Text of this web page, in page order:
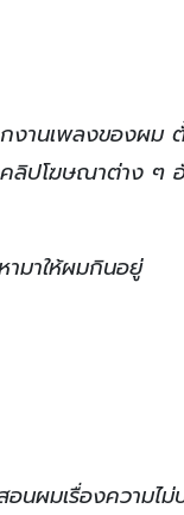
งานเพลงของผ
ลิปโฆษณาต่าง ๆ
มาให้ผมกินอยู่
ผมเรื่องความไม่